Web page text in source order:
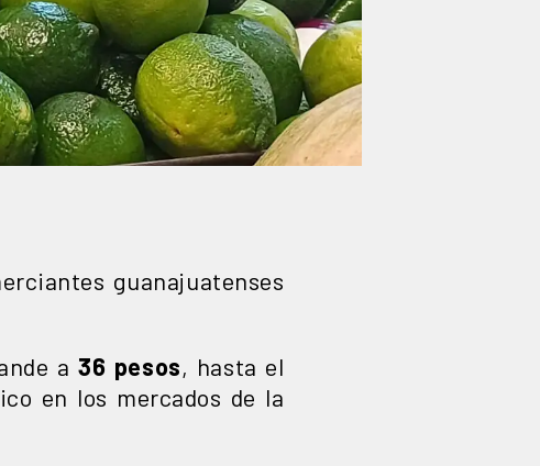
guanajuatenses
a 36 pesos, hasta el
en los mercados de la